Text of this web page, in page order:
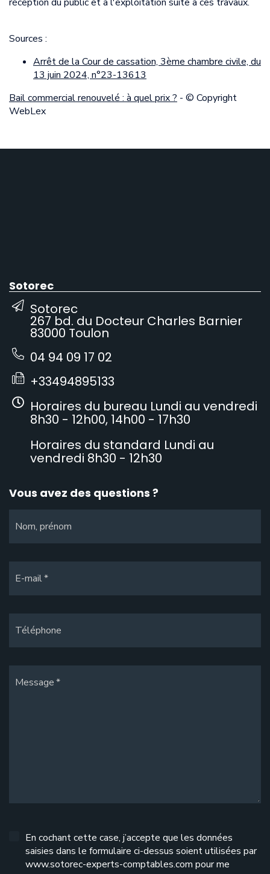
Sources :
Arrêt de la Cour de cassation, 3ème chambre civile, du
13 juin 2024, n°23-13613
Bail commercial renouvelé : à quel prix ? - © Copyright
WebLex
Sotorec
Sotorec
267 bd. du Docteur Charles Barnier
83000 Toulon
04 94 09 17 02
+33494895133
Horaires du bureau Lundi au vendredi
8h30 - 12h00, 14h00 - 17h30
Horaires du standard Lundi au
vendredi 8h30 - 12h30
Vous avez des questions ?
Nom, prénom
E-mail
Téléphone
Message
En cochant cette case, j’accepte que les données
saisies dans le formulaire ci-dessus soient utilisées par
www.sotorec-experts-comptables.com pour me